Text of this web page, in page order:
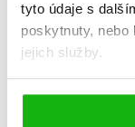
tyto údaje s
poskytnuty, nebo
jejich služby.